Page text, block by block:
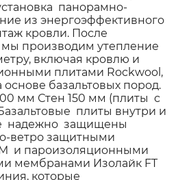
панорамно-
из энергоэффективного
кровли. После
производим утепление
включая кровлю и
плитами Rockwool,
базальтовых пород.
мм Стен 150 мм (плиты с
плиты внутри и
надежно защищены
ветро защитными
и пароизоляционными
мембранами Изолайк FT
которые